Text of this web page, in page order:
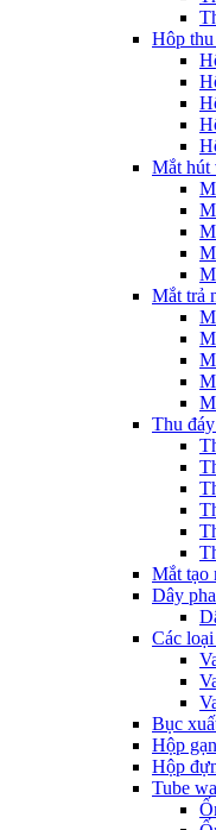
Hôp
Mắt hút
Mắt trả
Thu
Mắt tạo
Dây
Các
Bục
Hộp
Hộp
Tube